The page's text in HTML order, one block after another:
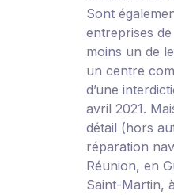
Sont
entreprises
moins un de
un centre
d’une
avril 2021.
détail (hors
réparation
Réunion, en
Saint-Martin,